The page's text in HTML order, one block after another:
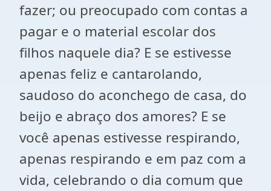
fazer; ou preocupado com contas a
pagar e o material escolar dos
filhos naquele dia? E se estivesse
apenas feliz e cantarolando,
saudoso do aconchego de casa, do
beijo e abraço dos amores? E se
você apenas estivesse respirando,
apenas respirando e em paz com a
vida, celebrando o dia comum que